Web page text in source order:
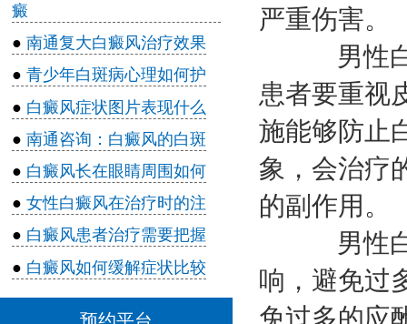
癜
● 南通复大白癜风治疗效果
● 青少年白斑病心理如何护
● 白癜风症状图片表现什么
● 南通咨询：白癜风的白斑
● 白癜风长在眼睛周围如何
● 女性白癜风在治疗时的注
● 白癜风患者治疗需要把握
● 白癜风如何缓解症状比较
严重伤害。
男性白
患者要重视
施能够防止
象，会治疗
的副作用。
男性白
响，避免过
免过多的应